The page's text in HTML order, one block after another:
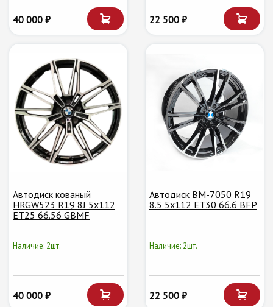
40 000 ₽ 22 500 ₽
Автодиск кованый
HRGW523 R19 8J 5x112
ET25 66.56 GBMF
Наличие: 2шт.
40 000 ₽
Автодиск BM-7050 R19
8.5 5x112 ET30 66.6 BFP
Наличие: 2шт.
22 500 ₽